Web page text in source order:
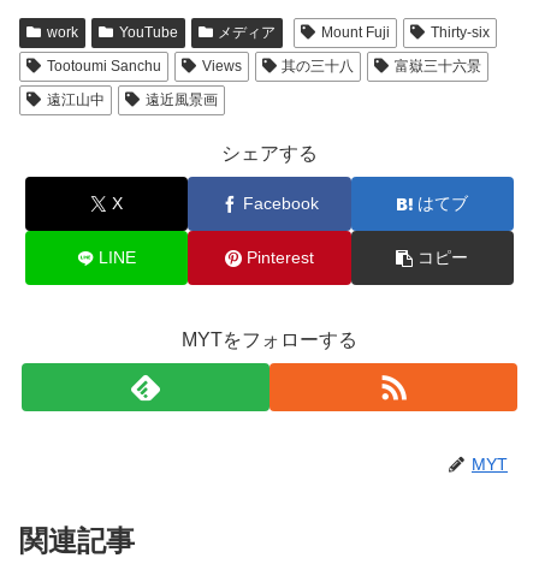
work YouTube メディア Mount Fuji
Thirty-six
Tootoumi Sanchu
Views 其の三十八
富嶽三十六景
遠江山中
遠近風景画
シェアする
X Facebook はてブ
LINE Pinterest コピー
MYTをフォローする
MYT
関連記事